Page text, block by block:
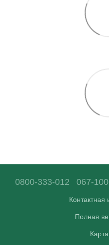
0800-333-012 067-
Полная